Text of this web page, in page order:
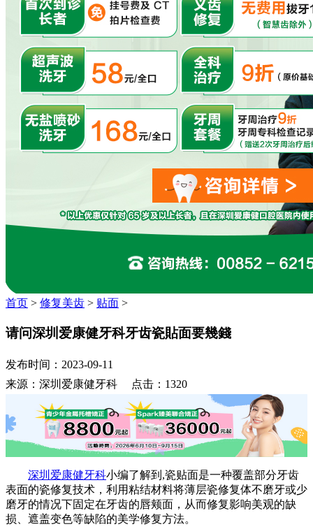
首页 > 修复美齿 > 贴面 >
请问深圳爱康健牙科牙齿瓷貼面要幾錢
发布时间：2023-09-11
来源：深圳爱康健牙科 点击：1320
深圳爱康健牙科小编了解到,瓷贴面是一种覆盖部分牙齿
表面的瓷修复技术，利用粘结材料将薄层瓷修复体不磨牙或少
磨牙的情况下固定在牙齿的唇颊面，从而修复影响美观的缺
损、遮盖变色等缺陷的美学修复方法。